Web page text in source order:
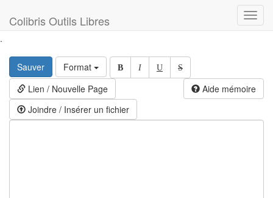
Colibris Outils Libres
.
Sauver Format B I U S
Lien / Nouvelle Page
Aide mémoire
Joindre / Insérer un fichier